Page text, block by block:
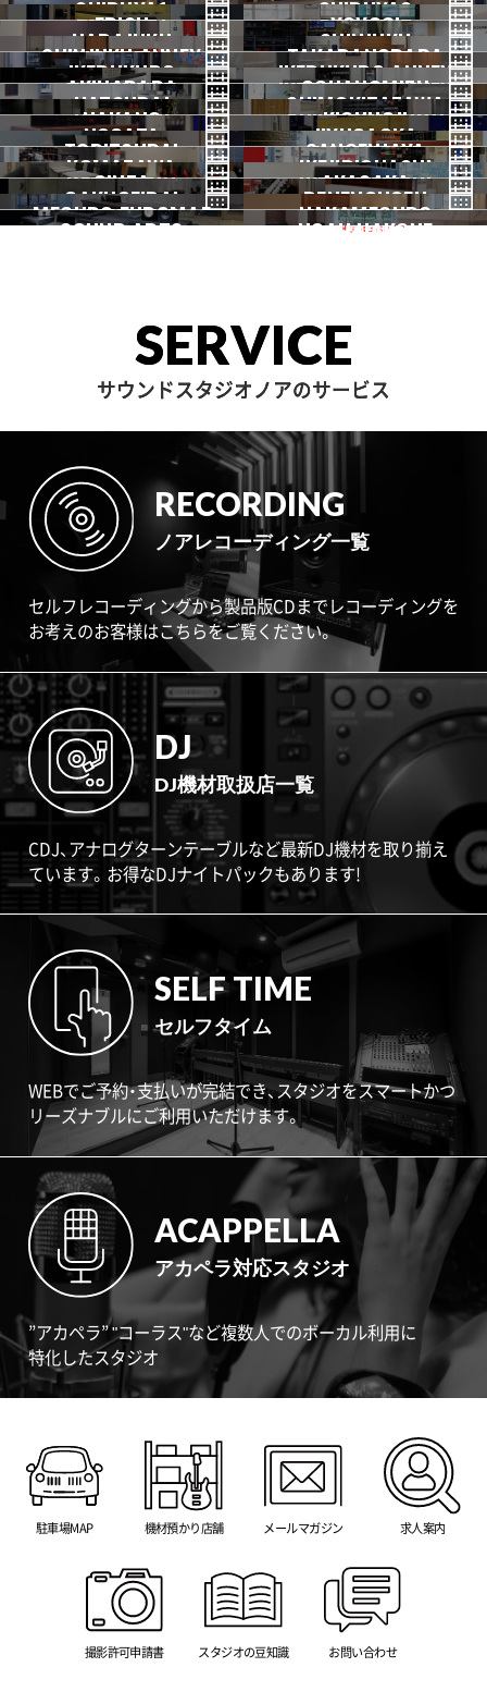
渋谷3号
2026.07 OPEN
渋谷本店
SHIBUYA1
渋谷1号
SHIBUYA2
渋谷2号
EBISU
恵比寿
YOYOGI
代々木
HARAJUKU
原宿
SHINJUKU
新宿
SHINJUKU ANNEX
新宿ANNEX
TAKADANOBABA
高田馬場
IKEBUKURO
池袋
IKEBUKURO ANNEX
池袋ANNEX
AKIHABARA
秋葉原
OCHANOMIZU
御茶ノ水
HATSUDAI
初台
SHIMOKITAZAWA
下北沢
NAKANO
中野
KICHIJOJI
吉祥寺
NOGATA
野方
JIYUGAOKA
自由が丘
TORITSUDAI
都立大
SANGENJAYA
三軒茶屋
KOMAZAWA
駒沢
IKEJIRIOHASHI
池尻大橋
一時閉店中
GINZA
銀座
AKASAKA
赤坂
GAKUGEIDAI
学芸大
DENENCHOFU
田園調布
MEGURO FUDOMAE NAKAMEGURO
SOUND ARTS NOAH HAKONE
SERVICE
サウンドスタジオノアのサービス
RECORDING
ノアレコーディング一覧
セルフレコーディングから製品版CDまでレコーディングを
お考えのお客様はこちらをご覧ください。
DJ
DJ機材取扱店一覧
CDJ、アナログターンテーブルなど最新DJ機材を取り揃え
ています。お得なDJナイトパックもあります!
SELF TIME
セルフタイム
WEBでご予約・支払いが完結でき、スタジオをスマートかつ
リーズナブルにご利用いただけます。
ACAPPELLA
アカペラ対応スタジオ
”アカペラ” "コーラス"など複数人でのボーカル利用に
特化したスタジオ
駐車場MAP 機材預かり店舗 メールマガジン 求人案内
撮影許可申請書 スタジオの豆知識 お問い合わせ